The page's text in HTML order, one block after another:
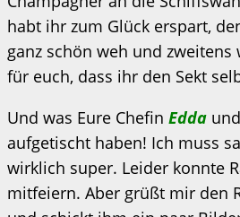
habt ihr zum Glück erspart,
ganz schön weh und zweitens
für euch, dass ihr den Sekt
Und was Eure Chefin Edda
aufgetischt haben! Ich muss
wirklich super. Leider konnte
mitfeiern. Aber grüßt mir den